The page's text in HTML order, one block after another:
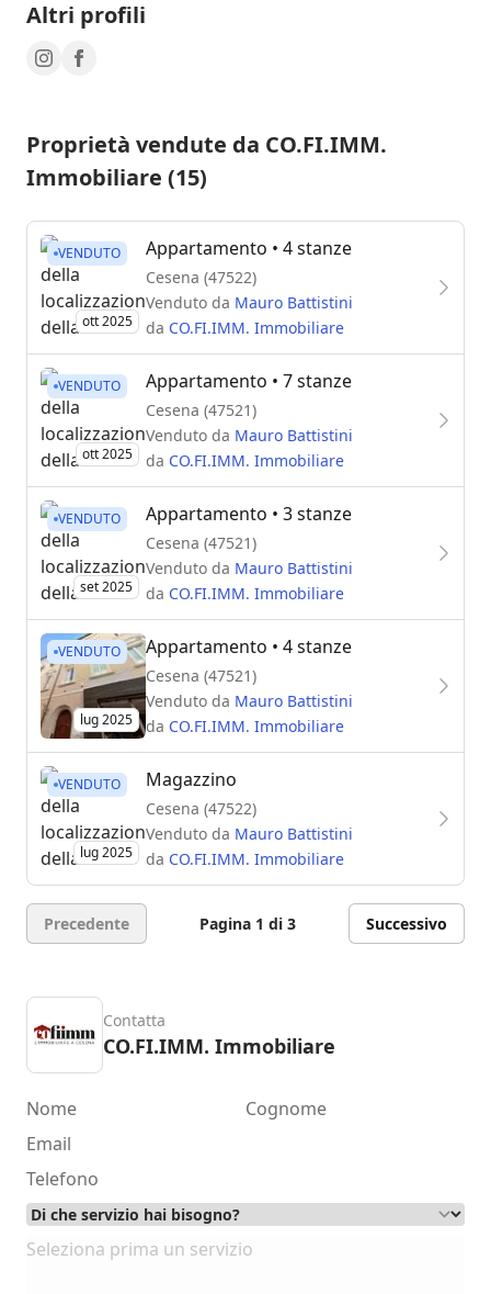
Altri profili
Proprietà vendute da CO.FI.IMM.
Immobiliare (15)
VENDUTO
ott 2025
Appartamento • 4 stanze
Cesena (47522)
Venduto da Mauro Battistini
da CO.FI.IMM. Immobiliare
VENDUTO
ott 2025
Appartamento • 7 stanze
Cesena (47521)
Venduto da Mauro Battistini
da CO.FI.IMM. Immobiliare
VENDUTO
set 2025
Appartamento • 3 stanze
Cesena (47521)
Venduto da Mauro Battistini
da CO.FI.IMM. Immobiliare
VENDUTO
lug 2025
Appartamento • 4 stanze
Cesena (47521)
Venduto da Mauro Battistini
da CO.FI.IMM. Immobiliare
VENDUTO
lug 2025
Magazzino
Cesena (47522)
Venduto da Mauro Battistini
da CO.FI.IMM. Immobiliare
Precedente Pagina 1 di 3 Successivo
Contatta
CO.FI.IMM. Immobiliare